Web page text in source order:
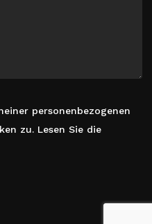
personenbezogenen
zu. Lesen Sie die